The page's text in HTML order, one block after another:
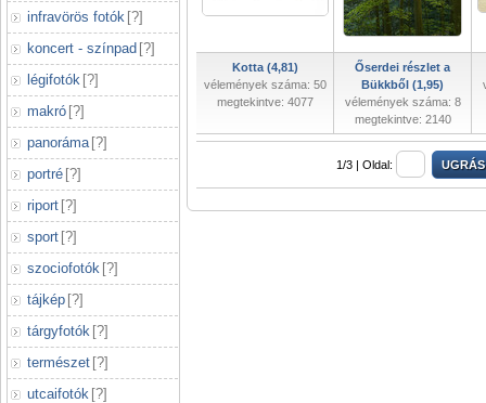
infravörös fotók [?]
koncert - színpad [?]
légifotók [?]
makró [?]
panoráma [?]
portré [?]
riport [?]
sport [?]
szociofotók [?]
tájkép [?]
tárgyfotók [?]
természet [?]
utcaifotók [?]
Kotta (4,81)
vélemények száma: 50
megtekintve: 4077
Őserdei részlet a
Bükkből (1,95)
vélemények száma: 8
megtekintve: 2140
1/3 | Oldal: